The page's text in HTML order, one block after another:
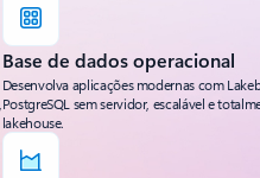
Base de dados operacional
Desenvolva aplicações modernas com
PostgreSQL sem servidor, escalável e
lakehouse.